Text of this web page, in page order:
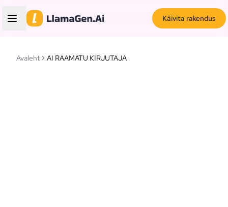
Käivita rakendus
Avaleht AI RAAMATU KIRJUTAJA